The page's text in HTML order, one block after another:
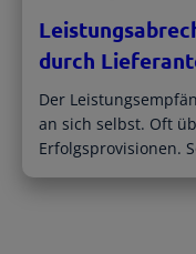
durch
Der
an sich selbst. Oft
Erfolgsprovisionen.